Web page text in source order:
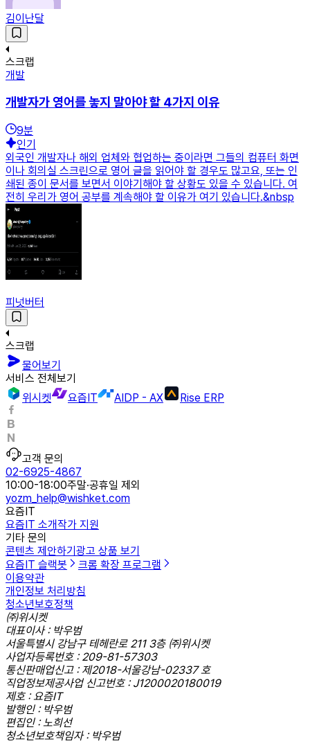
김이난달
스크랩
개발
개발자가 영어를 놓지 말아야 할 4가지 이유
9분
인기
외국인 개발자나 해외 업체와 협업하는 중이라면 그들의 컴퓨터 화면
이나 회의실 스크린으로 영어 글을 읽어야 할 경우도 많고요, 또는 인
쇄된 종이 문서를 보면서 이야기해야 할 상황도 있을 수 있습니다. 여
전히 우리가 영어 공부를 계속해야 할 이유가 여기 있습니다.&nbsp
피넛버터
스크랩
물어보기
서비스 전체보기
위시켓
요즘IT AIDP - AX Rise ERP
고객 문의
02-6925-4867
10:00-18:00주말·공휴일 제외
yozm_help@wishket.com
요즘IT
요즘IT 소개작가 지원
기타 문의
콘텐츠 제안하기 광고 상품 보기
요즘IT 슬랙봇
크롬 확장 프로그램
이용약관
개인정보 처리방침
청소년보호정책
㈜위시켓
대표이사 : 박우범
서울특별시 강남구 테헤란로 211 3층 ㈜위시켓
사업자등록번호 : 209-81-57303
통신판매업신고 : 제2018-서울강남-02337 호
직업정보제공사업 신고번호 : J1200020180019
제호 : 요즘IT
발행인 : 박우범
편집인 : 노희선
청소년보호책임자 : 박우범